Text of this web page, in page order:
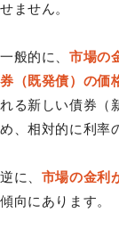
せません。
一般的に、 市場の
券（既発債）の価
れる新しい債券（
め、相対的に利率
逆に、 市場の金利
傾向にあります。